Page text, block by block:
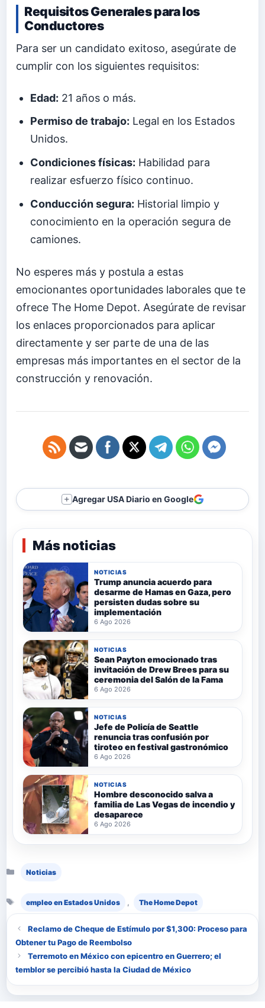
Requisitos Generales para los
Conductores
Para ser un candidato exitoso, asegúrate de
cumplir con los siguientes requisitos:
Edad: 21 años o más.
Permiso de trabajo: Legal en los Estados
Unidos.
Condiciones físicas: Habilidad para
realizar esfuerzo físico continuo.
Conducción segura: Historial limpio y
conocimiento en la operación segura de
camiones.
No esperes más y postula a estas
emocionantes oportunidades laborales que te
ofrece The Home Depot. Asegúrate de revisar
los enlaces proporcionados para aplicar
directamente y ser parte de una de las
empresas más importantes en el sector de la
construcción y renovación.
＋ Agregar USA Diario en Google
Más noticias
NOTICIAS
Trump anuncia acuerdo para
desarme de Hamas en Gaza, pero
persisten dudas sobre su
implementación
6 Ago 2026
NOTICIAS
Sean Payton emocionado tras
invitación de Drew Brees para su
ceremonia del Salón de la Fama
6 Ago 2026
NOTICIAS
Jefe de Policía de Seattle
renuncia tras confusión por
tiroteo en festival gastronómico
6 Ago 2026
NOTICIAS
Hombre desconocido salva a
familia de Las Vegas de incendio y
desaparece
6 Ago 2026
Noticias
empleo en Estados Unidos , The Home Depot
Reclamo de Cheque de Estímulo por $1,300: Proceso para
Obtener tu Pago de Reembolso
Terremoto en México con epicentro en Guerrero; el
temblor se percibió hasta la Ciudad de México